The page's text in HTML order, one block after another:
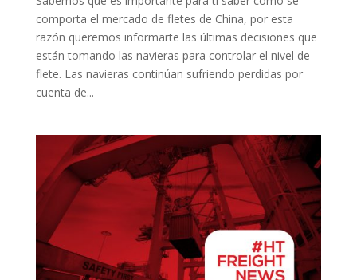
comporta el mercado de fletes de China, por esta
razón queremos informarte las últimas decisiones que
están tomando las navieras para controlar el nivel de
flete. Las navieras continúan sufriendo perdidas por
cuenta de...